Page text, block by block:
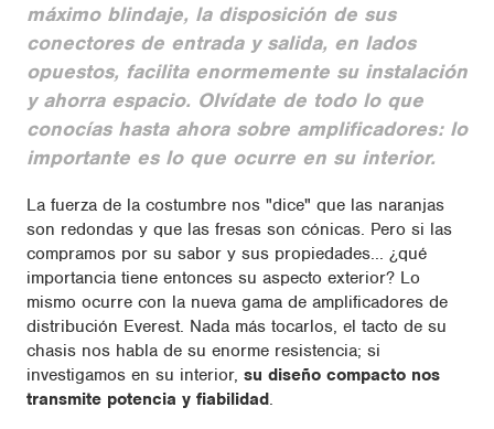
máximo blindaje, la disposición de sus
conectores de entrada y salida, en lados
opuestos, facilita enormemente su instalación
y ahorra espacio. Olvídate de todo lo que
conocías hasta ahora sobre amplificadores: lo
importante es lo que ocurre en su interior.
La fuerza de la costumbre nos "dice" que las naranjas
son redondas y que las fresas son cónicas. Pero si las
compramos por su sabor y sus propiedades... ¿qué
importancia tiene entonces su aspecto exterior? Lo
mismo ocurre con la nueva gama de amplificadores de
distribución Everest. Nada más tocarlos, el tacto de su
chasis nos habla de su enorme resistencia; si
investigamos en su interior, su diseño compacto nos
transmite potencia y fiabilidad.